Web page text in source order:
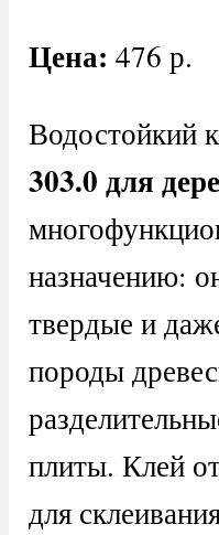
Цена: 476 р.
Водостойкий
303.0 для
назначению:
твердые и
породы
плиты. Клей
для